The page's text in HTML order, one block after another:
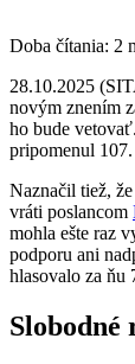
Doba čítania: 2
28.10.2025
novým znením
ho bude
pripomenul
Naznačil tiež,
vráti poslancom
mohla ešte raz
podporu ani
hlasovalo za ňu
Slobodné